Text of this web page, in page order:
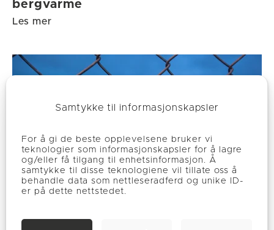
bergvarme
Les mer
Samtykke til informasjonskapsler
For å gi de beste opplevelsene bruker vi
teknologier som informasjonskapsler for å lagre
og/eller få tilgang til enhetsinformasjon. Å
samtykke til disse teknologiene vil tillate oss å
behandle data som nettleseradferd og unike ID-
er på dette nettstedet.